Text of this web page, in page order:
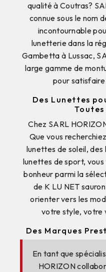
qualité à Coutras?
connue sous le nom
incontournable
lunetterie dans la
Gambetta à Lussac,
large gamme de
pour
Des Lunettes
Toutes
Chez SARL
Que vous
lunettes de soleil,
lunettes de sport,
bonheur parmi la
de K LU NET
orienter vers les
votre style, votre
Des Marques
En tant que
HORIZON